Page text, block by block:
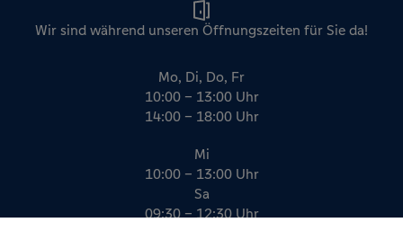
Wir sind während unseren Öffnungszeiten für Sie da!
Mo, Di, Do, Fr
10:00 – 13:00 Uhr
14:00 – 18:00 Uhr
Mi
10:00 – 13:00 Uhr
Sa
09:30 – 12:30 Uhr